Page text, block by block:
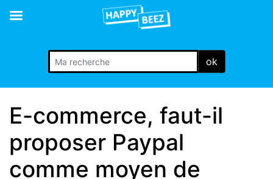
ok
E-commerce, faut-il
proposer Paypal
comme moyen de